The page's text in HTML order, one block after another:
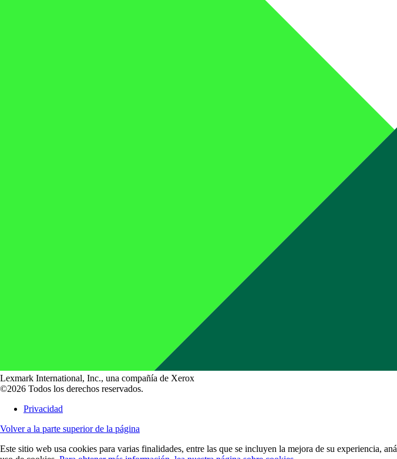
Lexmark International, Inc., una compañía de Xerox
©2026 Todos los derechos reservados.
Privacidad
Volver a la parte superior de la página
Este sitio web usa cookies para varias finalidades, entre las que se incluyen la mejora de su